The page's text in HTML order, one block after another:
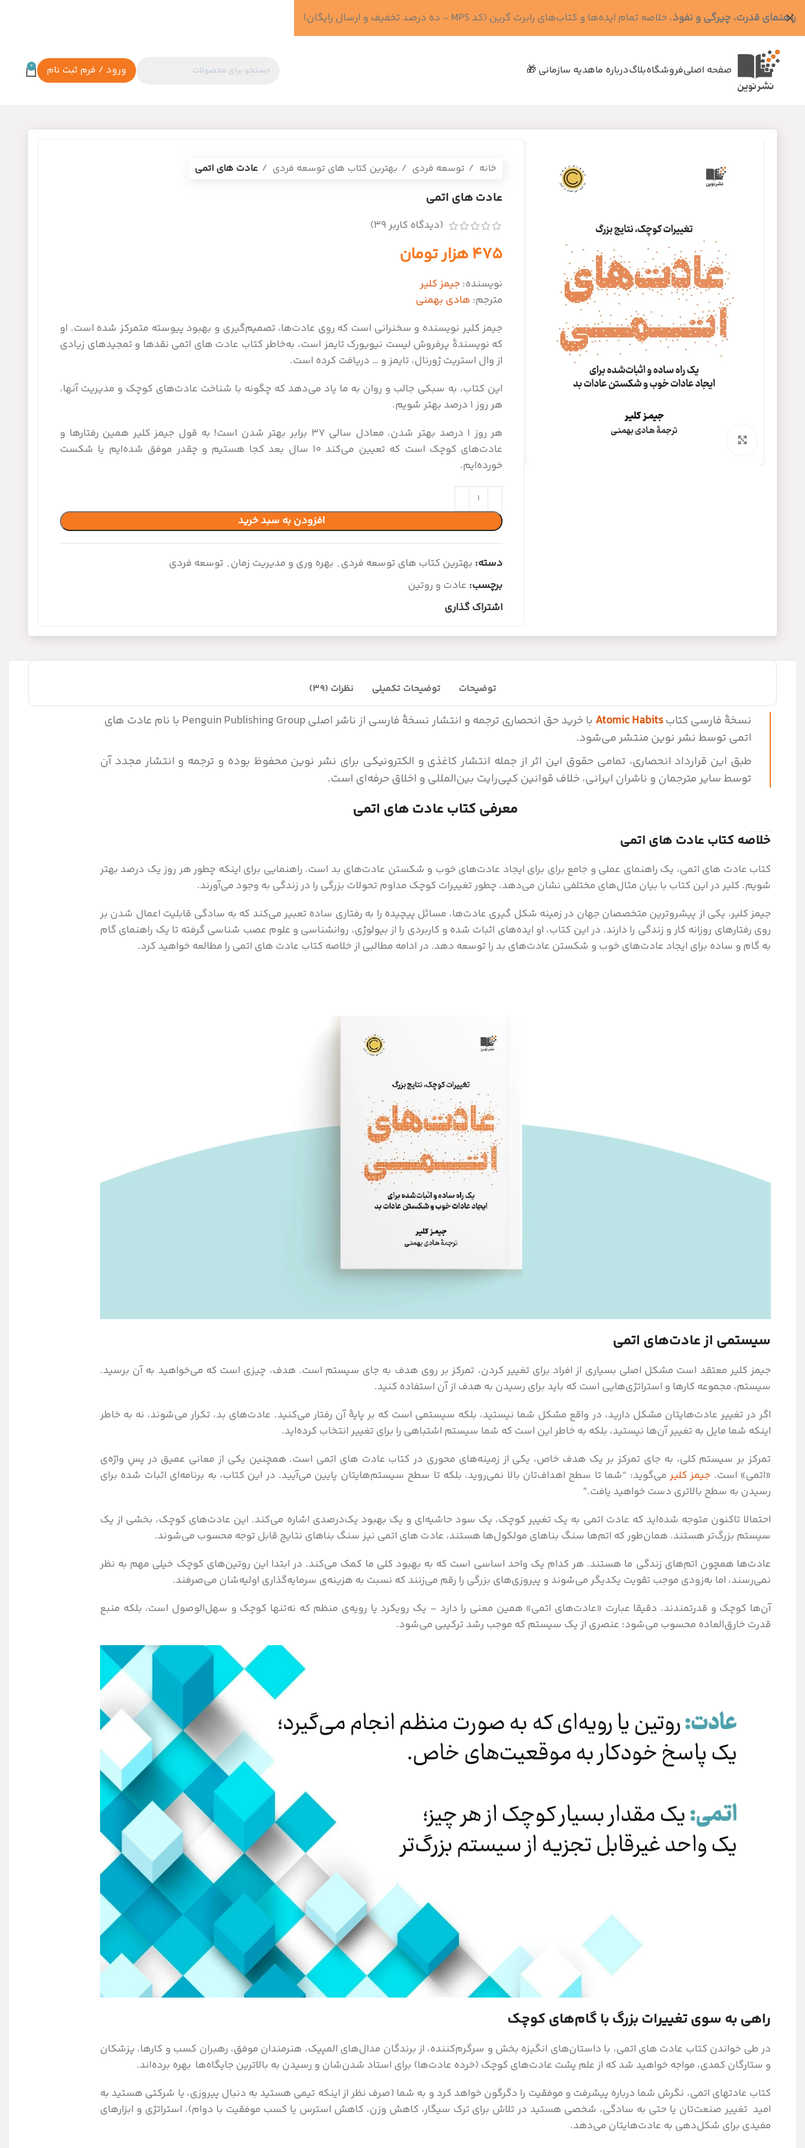
صفحه اصلیفروشگاهبلاگدرباره ماهدیه سازمانی 🎁 ورود / فرم ثبت نام 0
برای بزرگنمایی کلیک کنید
خانه توسعه فردی بهترین کتاب های توسعه فردی عادت های اتمی
عادت های اتمی
(دیدگاه کاربر 39
)
۴۷۵هزار تومان
نویسنده:جیمز کلیر
مترجم: هادی بهمنی
جیمز کلیر نویسنده و سخنرانی است که روی عادت‌ها، تصمیم‌گیری و بهبود پیوسته متمرکز شده است. او
که نویسندۀ پرفروش لیست نیویورک تایمز است، به‌خاطر کتاب عادت های اتمی نقدها و تمجیدهای زیادی
از وال استریت ژورنال، تایمز و … دریافت کرده است.
این کتاب، به سبکی جالب و روان به ما یاد می‌دهد که چگونه با شناخت عادت‌های کوچک و مدیریت آنها،
هر روز ۱ درصد بهتر شویم.
هر روز ۱ درصد بهتر شدن، معادل سالی ۳۷ برابر بهتر شدن است! به قول جیمز کلیر همین رفتارها و
عادت‌های کوچک است که تعیین می‌کند ۱۰ سال بعد کجا هستیم و چقدر موفق شده‌ایم یا شکست
خورده‌ایم.
افزودن به سبد خرید
دسته: بهترین کتاب های توسعه فردی, بهره وری و مدیریت زمان, توسعه فردی
برچسب: عادت و روتین
اشتراک گذاری
توضیحات توضیحات تکمیلی نظرات (39)
نسخۀ فارسی کتابAtomic Habits
با خرید حق انحصاری ترجمه و انتشار نسخۀ فارسی از ناشر اصلی Penguin Publishing Group با نام عادت های
اتمی توسط نشر نوین منتشر می‌شود.
طبق این قرارداد انحصاری، تمامی حقوق این اثر از جمله انتشار کاغذی و الکترونیکی برای نشر نوین محفوظ بوده و ترجمه و انتشار مجدد آن
توسط سایر مترجمان و ناشران ایرانی، خلاف قوانین کپی‌رایت بین‌المللی و اخلاق حرفه‌ای است.
معرفی کتاب عادت های اتمی
خلاصه کتاب عادت های اتمی
کتاب عادت های اتمی، یک راهنمای عملی و جامع برای برای ایجاد عادت‌های خوب و شکستن عادت‌های بد است. راهنمایی برای اینکه چطور هر روز یک درصد بهتر
شویم. کلیر در این کتاب با بیان مثال‌های مختلفی نشان می‌دهد، چطور تغییرات کوچک مداوم تحولات بزرگی را در زندگی به وجود می‌آورند.
جیمز کلیر، یکی از پیشروترین متخصصان جهان در زمینه شکل گیری عادت‌ها، مسائل پیچیده را به رفتاری ساده تعبیر می‌کند که به سادگی قابلیت اعمال شدن بر
روی رفتارهای روزانه کار و زندگی را دارند. در این کتاب، او ایده‌های اثبات شده و کاربردی را از بیولوژی، روانشناسی و علوم عصب شناسی گرفته تا یک راهنمای گام
به گام و ساده برای ایجاد عادت‌های خوب و شکستن عادت‌های بد را توسعه دهد. در ادامه مطالبی از خلاصه کتاب عادت های اتمی را مطالعه خواهید کرد.
سیستمی از عادت‌های اتمی
جیمز کلیر معتقد است مشکل اصلی بسیاری از افراد برای تغییر کردن، تمرکز بر روی هدف به جای سیستم است. هدف، چیزی است که می‌خواهید به آن برسید.
سیستم، مجموعه کارها و استراتژی‌هایی است که باید برای رسیدن به هدف از آن استفاده کنید.
اگر در تغییر عادت‌هایتان مشکل دارید، در واقع مشکل شما نیستید، بلکه سیستمی است که بر پایۀ آن رفتار می‌کنید. عادت‌های بد، تکرار می‌شوند، نه به خاطر
اینکه شما مایل به تغییر آن‌ها نیستید، بلکه به خاطر این است که شما سیستم اشتباهی را برای تغییر انتخاب کرده‌اید.
تمرکز بر سیستم کلی، به جای تمرکز بر یک هدف خاص، یکی از زمینه‌های محوری در کتاب عادت های اتمی است. همچنین یکی از معانی عمیق در پسِ واژه‌ی
«اتمی» است. جیمز کلیرمی‌گوید: “شما تا سطح اهداف‌تان بالا نمی‌روید، بلکه تا سطح سیستم‌هایتان پایین می‌آیید. در این کتاب، به برنامه‌ای اثبات شده برای
رسیدن به سطح بالاتری دست خواهید یافت.”
احتمالا تاکنون متوجه شده‌اید که عادت اتمی به یک تغییر کوچک، یک سود حاشیه‌ای و یک بهبود یک‌درصدی اشاره می‌کند. این عادت‌های کوچک، بخشی از یک
سیستم بزرگ‌تر هستند. همان‌طور که اتم‌ها سنگ بناهای مولکول‌ها هستند، عادت های اتمی نیز سنگ بناهای نتایج قابل توجه محسوب می‌شوند.
عادت‌ها همچون اتم‌های زندگی ما هستند. هر کدام یک واحد اساسی است که به بهبود کلی ما کمک می‌کند. در ابتدا این روتین‌های کوچک خیلی مهم به نظر
نمی‌رسند، اما به‌زودی موجب تقویت یکدیگر می‌شوند و پیروزی‌های بزرگی را رقم می‌زنند که نسبت به هزینه‌ی سرمایه‌گذاری اولیه‌شان می‌صرفند.
آن‌ها کوچک و قدرتمندند. دقیقا عبارت «عادت‌های اتمی» همین معنی را دارد – یک رویکرد یا رویه‌ی منظم که نه‌‎تنها کوچک و سهل‌الوصول است، بلکه منبع
قدرت خارق‌العاده محسوب می‌شود؛ عنصری از یک سیستم که موجب رشد ترکیبی می‌شود.
راهی به سوی تغییرات بزرگ با گام‌های کوچک
در طی خواندن کتاب عادت های اتمی، با داستان‌های انگیزه بخش و سرگرم‌کننده، از برندگان مدال‌های المپیک، هنرمندان موفق، رهبران کسب و کارها، پزشکان
و ستارگان کمدی، مواجه خواهید شد که از علم پشت عادت‌های کوچک (خرده عادت‌ها) برای استاد شدن‌شان و رسیدن به بالاترین جایگاه‌ها بهره برده‌اند.
کتاب عادتهای اتمی، نگرش شما درباره پیشرفت و موفقیت را دگرگون خواهد کرد و به شما (صرف نظر از اینکه تیمی هستید به دنبال پیروزی، یا شرکتی هستید به
امید تغییر صنعت‌تان یا حتی به سادگی، شخصی هستید در تلاش برای ترک سیگار، کاهش وزن، کاهش استرس یا کسب موفقیت با دوام)، استراتژی و ابزارهای
مفیدی برای شکل‌دهی به عادت‌هایتان می‌دهد.
راهنمای قدرت، چیرگی و نفوذ، خلاصه تمام ایده‌ها و کتاب‌های رابرت گرین (کد MPS - ده درصد تخفیف و ارسال رایگان)